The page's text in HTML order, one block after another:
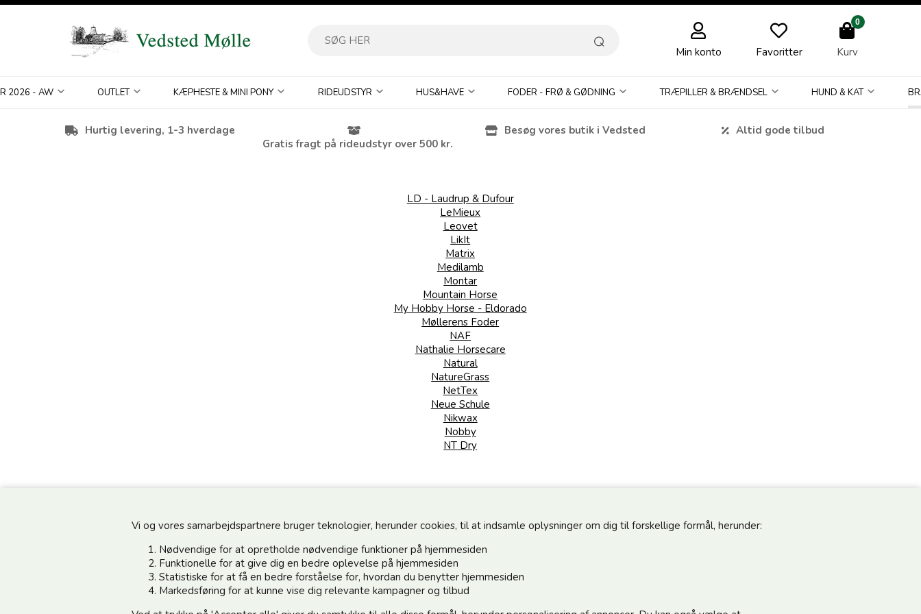
Vi og vores samarbejdspartnere bruger teknologier, herunder cookies, til at indsamle oplysninger om dig til forskellige formål, herunder:
Nødvendige for at opretholde nødvendige funktioner på hjemmesiden
Funktionelle for at give dig en bedre oplevelse på hjemmesiden
Statistiske for at få en bedre forståelse for, hvordan du benytter hjemmesiden
Markedsføring for at kunne vise dig relevante kampagner og tilbud
Min konto Favoritter
0
Kurv
2026 - AW OUTLET KÆPHESTE & MINI PONY RIDEUDSTYR HUS&HAVE FODER - FRØ & GØDNING TRÆPILLER & BRÆNDSEL HUND & KAT
Hurtig levering, 1-3 hverdage
Gratis fragt på rideudstyr over 500 kr.
Besøg vores butik i Vedsted Altid gode tilbud
LD - Laudrup & Dufour
LeMieux
Leovet
LikIt
Matrix
Medilamb
Montar
Mountain Horse
My Hobby Horse - Eldorado
Møllerens Foder
NAF
Nathalie Horsecare
Natural
NatureGrass
NetTex
Neue Schule
Nikwax
Nobby
NT Dry
Kundeservice